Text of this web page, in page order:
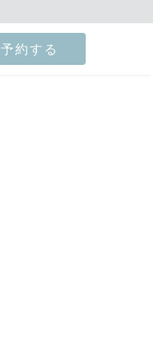
予約する